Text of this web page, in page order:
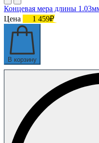
Концевая мера длины
Цена
1 459₽
В корзину